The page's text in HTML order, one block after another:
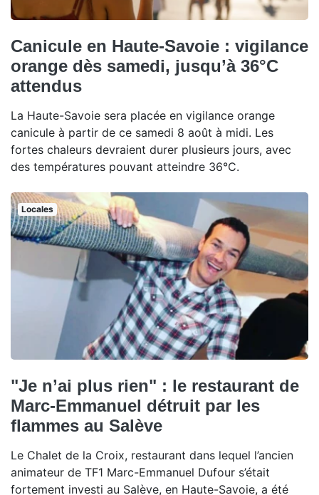
Canicule en Haute-Savoie : vigilance
orange dès samedi, jusqu’à 36°C
attendus
La Haute-Savoie sera placée en vigilance orange
canicule à partir de ce samedi 8 août à midi. Les
fortes chaleurs devraient durer plusieurs jours, avec
des températures pouvant atteindre 36°C.
Locales
"Je n’ai plus rien" : le restaurant de
Marc-Emmanuel détruit par les
flammes au Salève
Le Chalet de la Croix, restaurant dans lequel l’ancien
animateur de TF1 Marc-Emmanuel Dufour s’était
fortement investi au Salève, en Haute-Savoie, a été